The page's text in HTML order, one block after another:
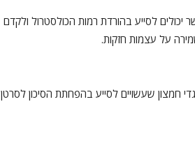
יכולים לסייע בהורדת רמות הכולסטרול ולקדם
חמצון שעשויים לסייע בהפחתת הסיכון לסרטן